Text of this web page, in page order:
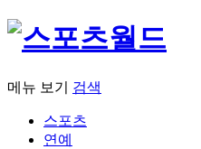
메뉴 보기 검색
스포츠
연예